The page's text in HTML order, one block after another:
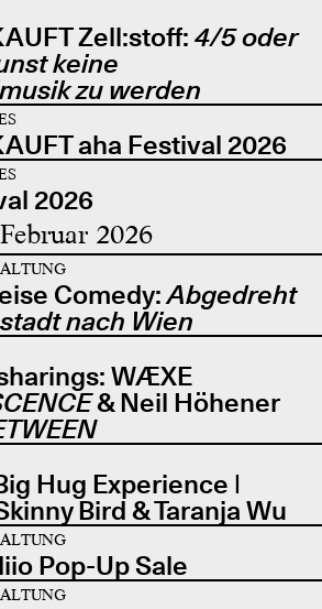
Zell:stoff: 4/5 oder
keine
zu werden
aha Festival 2026
2026
Februar 2026
Comedy:Abgedreht
nach Wien
WÆXE
& Neil Höhener
Hug Experience |
Bird & Taranja Wu
Pop-Up Sale